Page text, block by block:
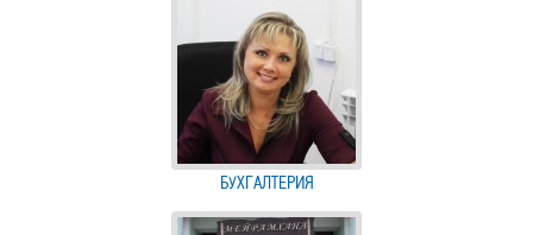
БУХГАЛТЕРИЯ